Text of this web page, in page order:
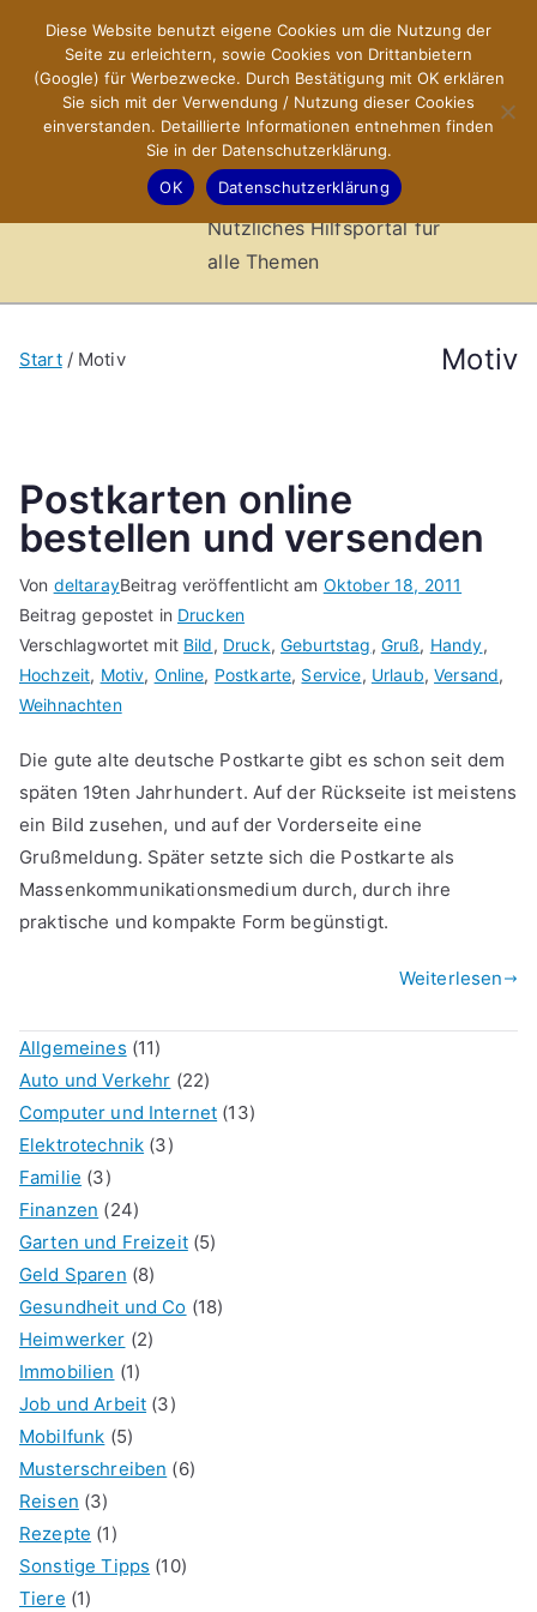
springen
X-Sites.de
–
Hilfsportal
Nützliches Hilfsportal für
alle Themen
Motiv
Start Motiv
Postkarten online
bestellen und versenden
Von deltarayBeitrag veröffentlicht am Oktober 18, 2011
Beitrag gepostet in Drucken
Verschlagwortet mit Bild, Druck, Geburtstag, Gruß, Handy,
Hochzeit, Motiv, Online, Postkarte, Service, Urlaub,Versand,
Weihnachten
Die gute alte deutsche Postkarte gibt es schon seit dem
späten 19ten Jahrhundert. Auf der Rückseite ist meistens
ein Bild zusehen, und auf der Vorderseite eine
Grußmeldung. Später setzte sich die Postkarte als
Massenkommunikationsmedium durch, durch ihre
praktische und kompakte Form begünstigt.
Weiterlesen
Allgemeines (11)
Auto und Verkehr (22)
Computer und Internet (13)
Elektrotechnik (3)
Familie (3)
Finanzen (24)
Garten und Freizeit(5)
Geld Sparen (8)
Gesundheit und Co (18)
Heimwerker (2)
Immobilien (1)
Job und Arbeit (3)
Mobilfunk (5)
Musterschreiben (6)
Reisen (3)
Rezepte (1)
Sonstige Tipps (10)
Tiere (1)
Diese Website benutzt eigene Cookies um die Nutzung der
Seite zu erleichtern, sowie Cookies von Drittanbietern
(Google) für Werbezwecke. Durch Bestätigung mit OK erklären
Sie sich mit der Verwendung / Nutzung dieser Cookies
einverstanden. Detaillierte Informationen entnehmen finden
Sie in der Datenschutzerklärung.
OK
Datenschutzerklärung